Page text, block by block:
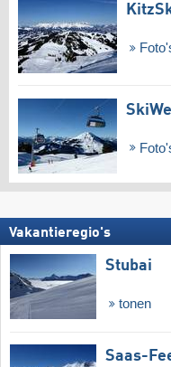
Vakantieregio's
Stubai
tonen
Saas-